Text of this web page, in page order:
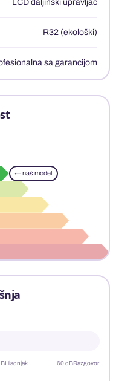
LCD daljinski upravljač
R32 (ekološki)
sa garancijom
← naš model
Hladnjak 60 dBRazgovor